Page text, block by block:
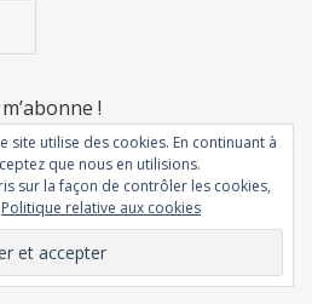
Tous droits réservés.
Ashe parWP Royal
site utilise des cookies. En continuant à
que nous en utilisions.
sur la façon de contrôler les cookies,
Politique relative aux cookies